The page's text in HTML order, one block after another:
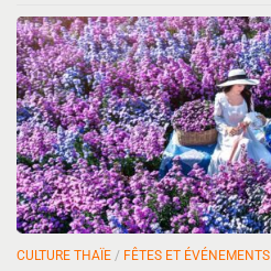
CULTURE THAÏE / FÊTES ET ÉVÉNEMENTS